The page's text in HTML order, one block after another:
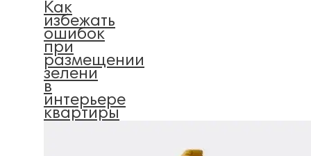
Как
избежать
ошибок
при
размещении
зелени
в
интерьере
квартиры